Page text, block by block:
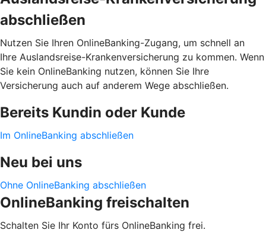
abschließen
Nutzen Sie Ihren OnlineBanking-Zugang, um schnell an
Ihre Auslandsreise-Krankenversicherung zu kommen. Wenn
Sie kein OnlineBanking nutzen, können Sie Ihre
Versicherung auch auf anderem Wege abschließen.
Bereits Kundin oder Kunde
Im OnlineBanking abschließen
Neu bei uns
Ohne OnlineBanking abschließen
OnlineBanking freischalten
Schalten Sie Ihr Konto fürs OnlineBanking frei.